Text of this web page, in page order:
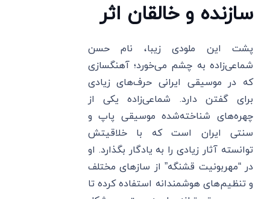
سازنده و خالقان اثر
پشت این ملودی زیبا، نام حسن
شماعی‌زاده به چشم می‌خورد؛ آهنگسازی
که در موسیقی ایرانی حرف‌های زیادی
برای گفتن دارد. شماعی‌زاده یکی از
چهره‌های شناخته‌شده موسیقی پاپ و
سنتی ایران است که با خلاقیتش
توانسته آثار زیادی را به یادگار بگذارد. او
در “مهربونیت قشنگه” از سازهای مختلف
و تنظیم‌های هوشمندانه استفاده کرده تا